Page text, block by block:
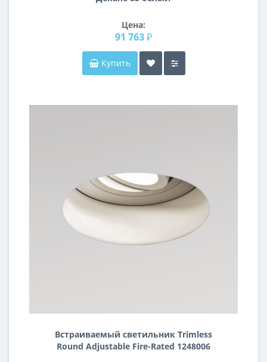
Цена:
91 763 ₽
Купить
Встраиваемый светильник Trimless
Round Adjustable Fire-Rated 1248006